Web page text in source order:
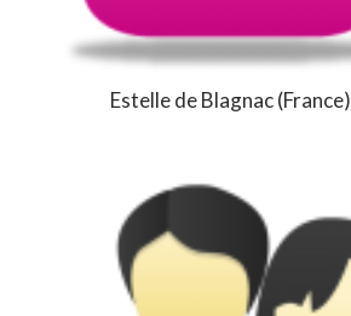
Estelle de Blagnac (France)